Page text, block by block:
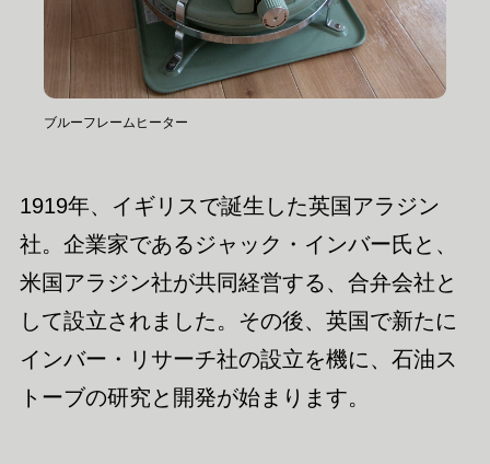
ブルーフレームヒーター
1919年、イギリスで誕生した英国アラジン
社。企業家であるジャック・インバー氏と、
米国アラジン社が共同経営する、合弁会社と
して設立されました。その後、英国で新たに
インバー・リサーチ社の設立を機に、石油ス
トーブの研究と開発が始まります。